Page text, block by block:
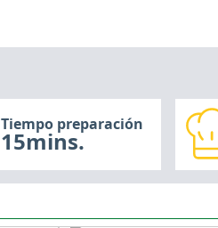
Tiempo preparación
15mins.